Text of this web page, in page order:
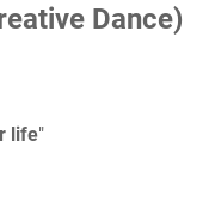
Dance)
life"